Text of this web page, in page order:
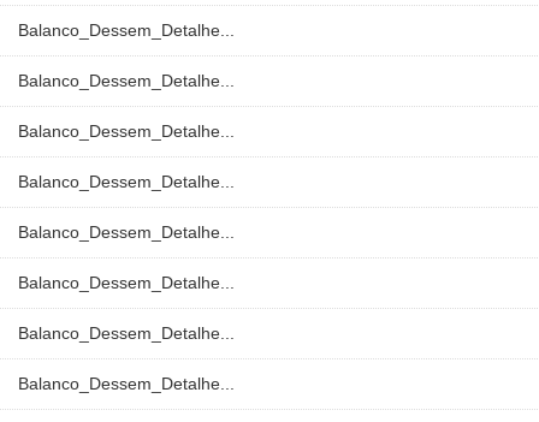
Balanco_Dessem_Detalhe...
Balanco_Dessem_Detalhe...
Balanco_Dessem_Detalhe...
Balanco_Dessem_Detalhe...
Balanco_Dessem_Detalhe...
Balanco_Dessem_Detalhe...
Balanco_Dessem_Detalhe...
Balanco_Dessem_Detalhe...